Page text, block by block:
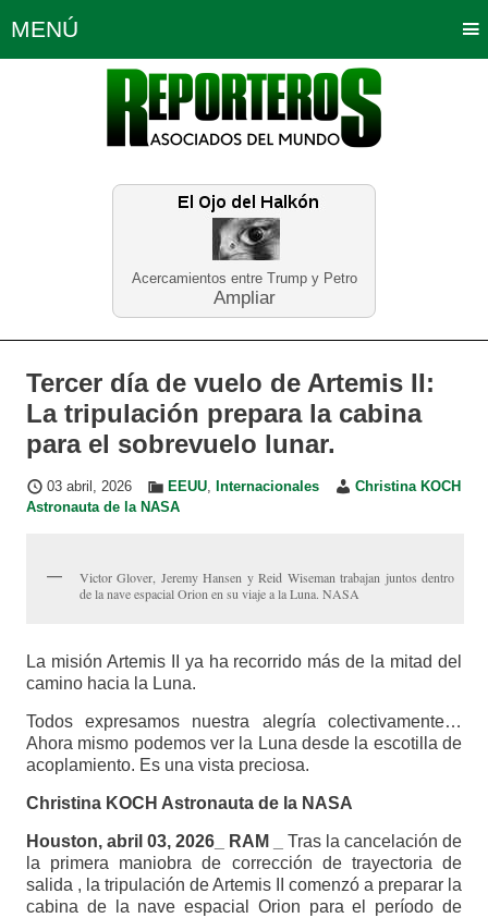
Acercamientos entre Trump y Petro
Ampliar
MENÚ
Política Opinión Bogotá
Planeta Tierra Deportes
Educación Neira
Tercer día de vuelo de Artemis II:
La tripulación prepara la cabina
para el sobrevuelo lunar.
03 abril, 2026 EEUU, Internacionales
Christina KOCH
Astronauta de la NASA
Victor Glover, Jeremy Hansen y Reid Wiseman trabajan juntos dentro
de la nave espacial Orion en su viaje a la Luna. NASA
La misión Artemis II ya ha recorrido más de la mitad del
camino hacia la Luna.
Todos expresamos nuestra alegría colectivamente…
Ahora mismo podemos ver la Luna desde la escotilla de
acoplamiento. Es una vista preciosa.
Christina KOCH Astronauta de la NASA
Houston, abril 03, 2026_ RAM _Tras la cancelación de
la primera maniobra de corrección de trayectoria de
salida , la tripulación de Artemis II comenzó a preparar la
cabina de la nave espacial Orion para el período de